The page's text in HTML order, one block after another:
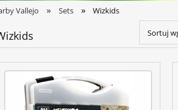
Vallejo » Sets » Wizkids
Sortuj